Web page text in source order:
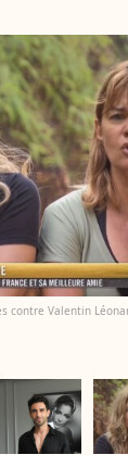
contre Valentin